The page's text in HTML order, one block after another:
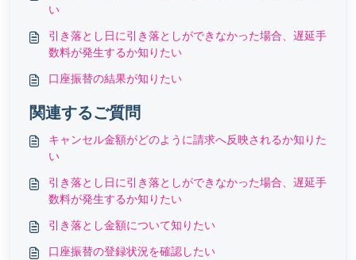
い
引き落とし日に引き落としができなかった場合、遅延手
数料が発生するか知りたい
口座振替の結果が知りたい
関連するご質問
キャンセル金額がどのように請求へ反映されるか知りた
い
引き落とし日に引き落としができなかった場合、遅延手
数料が発生するか知りたい
引き落とし金額について知りたい
口座振替の登録状況を確認したい